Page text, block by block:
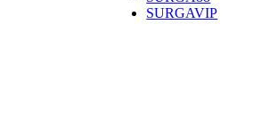
SURGAVIP